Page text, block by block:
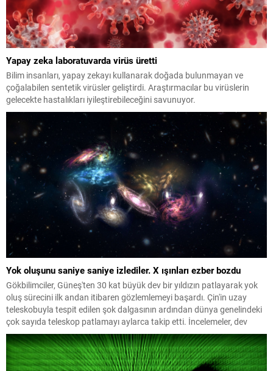
Yapay zeka laboratuvarda virüs üretti
Bilim insanları, yapay zekayı kullanarak doğada bulunmayan ve
çoğalabilen sentetik virüsler geliştirdi. Araştırmacılar bu virüslerin
gelecekte hastalıkları iyileştirebileceğini savunuyor.
Yok oluşunu saniye saniye izlediler. X ışınları ezber bozdu
Gökbilimciler, Güneş'ten 30 kat büyük dev bir yıldızın patlayarak yok
oluş sürecini ilk andan itibaren gözlemlemeyi başardı. Çin'in uzay
teleskobuyla tespit edilen şok dalgasının ardından dünya genelindeki
çok sayıda teleskop patlamayı aylarca takip etti. İncelemeler, dev
yıldızların daha önce bilinmeyen yollarla da patlayabildiğini ortaya
koydu.